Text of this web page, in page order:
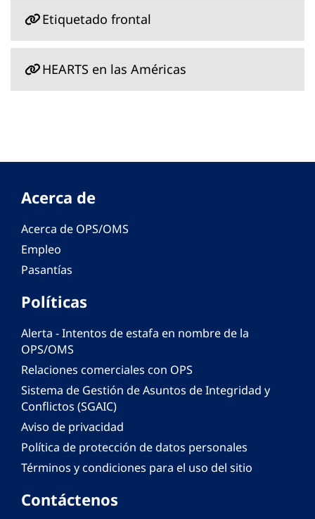
Etiquetado frontal
HEARTS en las Américas
Acerca de
Acerca de OPS/OMS
Empleo
Pasantías
Políticas
Alerta - Intentos de estafa en nombre de la
OPS/OMS
Relaciones comerciales con OPS
Sistema de Gestión de Asuntos de Integridad y
Conflictos (SGAIC)
Aviso de privacidad
Política de protección de datos personales
Términos y condiciones para el uso del sitio
Contáctenos